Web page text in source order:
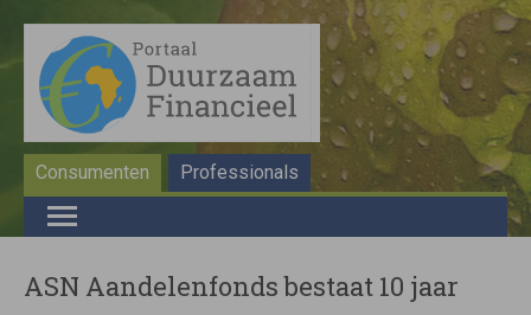
Consumenten Professionals
ASN Aandelenfonds bestaat 10 jaar